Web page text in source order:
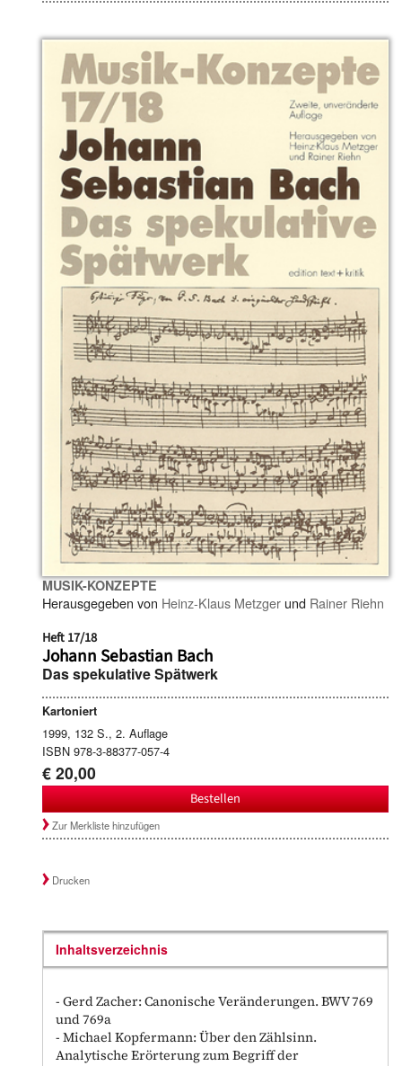
MUSIK-KONZEPTE
Herausgegeben von Heinz-Klaus Metzger und Rainer Riehn
Heft 17/18
Johann Sebastian Bach
Das spekulative Spätwerk
Kartoniert
1999, 132 S., 2. Auflage
ISBN 978-3-88377-057-4
€ 20,00
Bestellen
Zur Merkliste hinzufügen
Drucken
Inhaltsverzeichnis
- Gerd Zacher: Canonische Veränderungen. BWV 769
und 769a
- Michael Kopfermann: Über den Zählsinn.
Analytische Erörterung zum Begriff der